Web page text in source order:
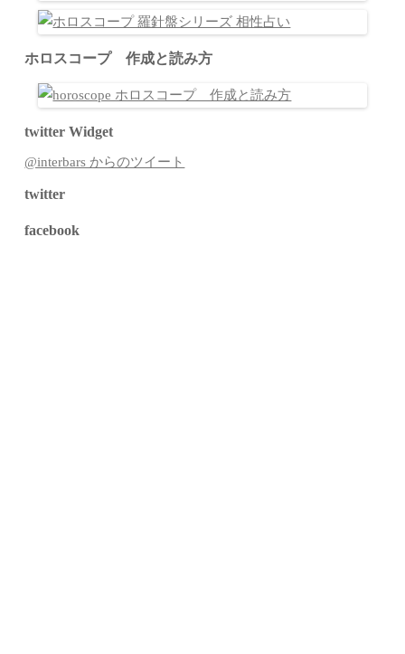
ホロスコープ 作成と読み方
twitter Widget
@interbars からのツイート
twitter
facebook